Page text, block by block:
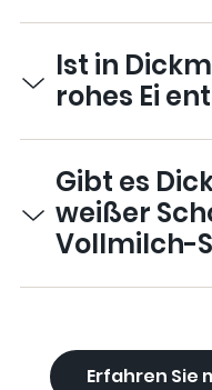
Ist in
rohes Ei
Gibt es
weißer
Vollmilch-
Erfahren Sie